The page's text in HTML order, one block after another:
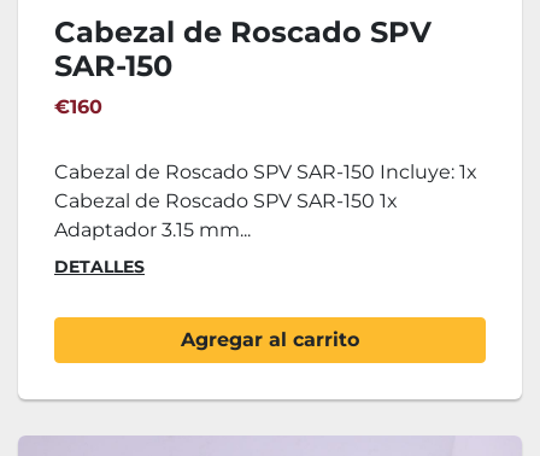
Cabezal de Roscado SPV
SAR-150
€160
Cabezal de Roscado SPV SAR-150 Incluye: 1x
Cabezal de Roscado SPV SAR-150 1x
Adaptador 3.15 mm...
DETALLES
Agregar al carrito